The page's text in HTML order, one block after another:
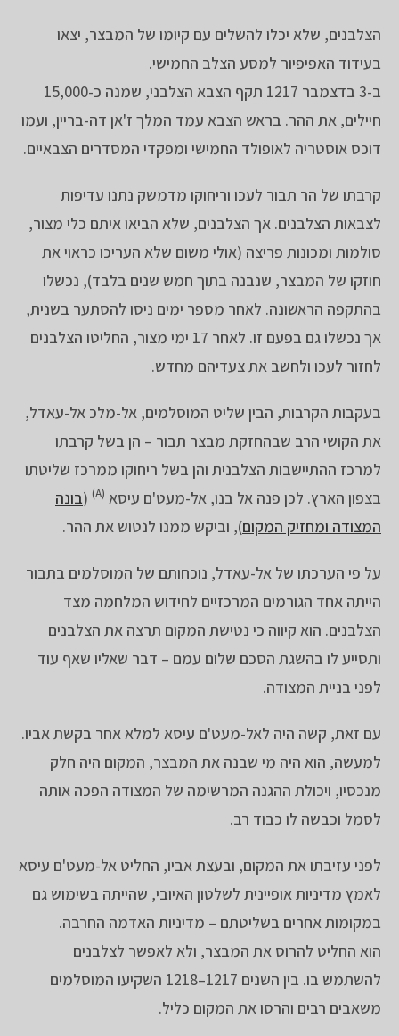
הצלבנים, שלא יכלו להשלים עם קיומו של המבצר, יצאו
בעידוד האפיפיור למסע הצלב החמישי.
ב-3 בדצמבר 1217 תקף הצבא הצלבני, שמנה כ-15,000
חיילים, את ההר. בראש הצבא עמד המלך ז'אן דה-בריין, ועמו
דוכס אוסטריה לאופולד החמישי ומפקדי המסדרים הצבאיים.
קרבתו של הר תבור לעכו וריחוקו מדמשק נתנו עדיפות
לצבאות הצלבנים. אך הצלבנים, שלא הביאו איתם כלי מצור,
סולמות ומכונות פריצה (אולי משום שלא העריכו כראוי את
חוזקו של המבצר, שנבנה בתוך חמש שנים בלבד), נכשלו
בהתקפה הראשונה. לאחר מספר ימים ניסו להסתער בשנית,
אך נכשלו גם בפעם זו. לאחר 17 ימי מצור, החליטו הצלבנים
לחזור לעכו ולחשב את צעדיהם מחדש.
בעקבות הקרבות, הבין שליט המוסלמים, אל-מלכ אל-עאדל,
את הקושי הרב שבהחזקת מבצר תבור – הן בשל קרבתו
למרכז ההתיישבות הצלבנית והן בשל ריחוקו ממרכז שליטתו
בצפון הארץ. לכן פנה אל בנו, אל-מעט'ם עיסא (A)
(בונה
המצודה ומחזיק המקום), וביקש ממנו לנטוש את ההר.
על פי הערכתו של אל-עאדל, נוכחותם של המוסלמים בתבור
הייתה אחד הגורמים המרכזיים לחידוש המלחמה מצד
הצלבנים. הוא קיווה כי נטישת המקום תרצה את הצלבנים
ותסייע לו בהשגת הסכם שלום עמם – דבר שאליו שאף עוד
לפני בניית המצודה.
עם זאת, קשה היה לאל-מעט'ם עיסא למלא אחר בקשת אביו.
למעשה, הוא היה מי שבנה את המבצר, המקום היה חלק
מנכסיו, ויכולת ההגנה המרשימה של המצודה הפכה אותה
לסמל וכבשה לו כבוד רב.
לפני עזיבתו את המקום, ובעצת אביו, החליט אל-מעט'ם עיסא
לאמץ מדיניות אופיינית לשלטון האיובי, שהייתה בשימוש גם
במקומות אחרים בשליטתם – מדיניות האדמה החרבה.
הוא החליט להרוס את המבצר, ולא לאפשר לצלבנים
להשתמש בו. בין השנים 1217–1218 השקיעו המוסלמים
משאבים רבים והרסו את המקום כליל.